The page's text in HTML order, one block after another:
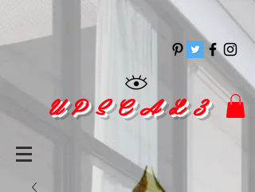
U P S C A L 3